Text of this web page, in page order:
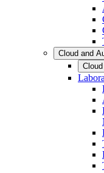
Cloud and